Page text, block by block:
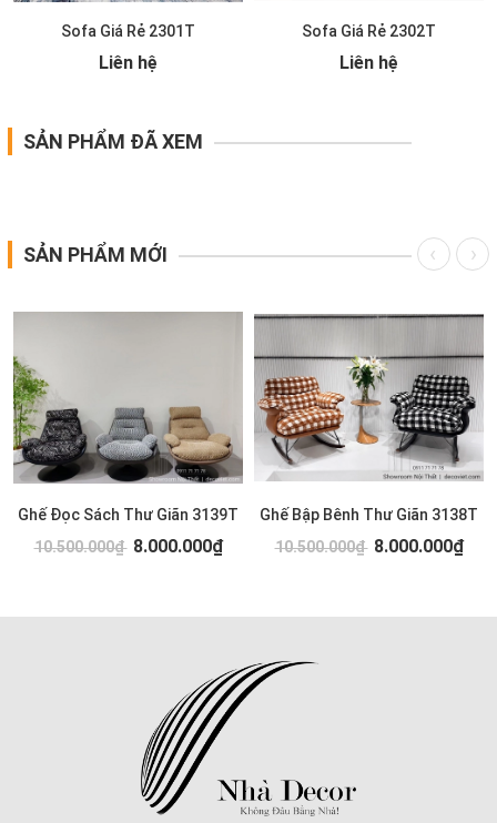
Sofa Giá Rẻ 2301T
Liên hệ
Sofa Giá Rẻ 2302T
Liên hệ
SẢN PHẨM ĐÃ XEM
SẢN PHẨM MỚI
Ghế Đọc Sách Thư Giãn 3139T
10.500.000₫ 8.000.000₫
Ghế Bập Bênh Thư Giãn 3138T
10.500.000₫ 8.000.000₫